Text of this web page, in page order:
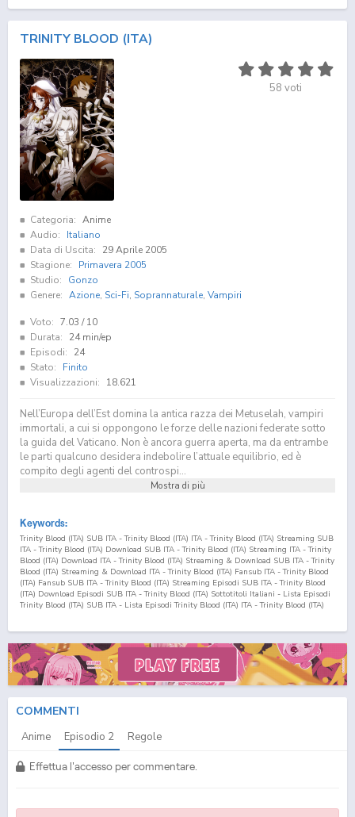
TRINITY BLOOD (ITA)
58 voti
Categoria: Anime
Audio:
Italiano
Data di Uscita:
29 Aprile 2005
Stagione:
Primavera 2005
Studio:
Gonzo
Genere: Azione, Sci-Fi, Soprannaturale, Vampiri
Voto: 7.03 / 10
Durata:
24 min/ep
Episodi:
24
Stato:
Finito
Visualizzazioni:
18.621
Nell’Europa dell’Est domina la antica razza dei Metuselah, vampiri
immortali, a cui si oppongono le forze delle nazioni federate sotto
la guida del Vaticano. Non è ancora guerra aperta, ma da entrambe
le parti qualcuno desidera indebolire l’attuale equilibrio, ed è
compito degli agenti del controspi...
Mostra di più
Keywords:
Trinity Blood (ITA) SUB ITA - Trinity Blood (ITA) ITA - Trinity Blood (ITA) Streaming SUB
ITA - Trinity Blood (ITA) Download SUB ITA - Trinity Blood (ITA) Streaming ITA - Trinity
Blood (ITA) Download ITA - Trinity Blood (ITA) Streaming & Download SUB ITA - Trinity
Blood (ITA) Streaming & Download ITA - Trinity Blood (ITA) Fansub ITA - Trinity Blood
(ITA) Fansub SUB ITA - Trinity Blood (ITA) Streaming Episodi SUB ITA - Trinity Blood
(ITA) Download Episodi SUB ITA - Trinity Blood (ITA) Sottotitoli Italiani - Lista Episodi
Trinity Blood (ITA) SUB ITA - Lista Episodi Trinity Blood (ITA) ITA - Trinity Blood (ITA)
COMMENTI
Anime Episodio 2 Regole
Effettua l'accesso per commentare.